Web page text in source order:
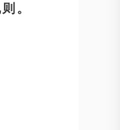
。